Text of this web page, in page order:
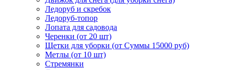
Ледоруб и скребок
Ледоруб-топор
Лопата для садовода
Черенки (от 20 шт)
Щетки для уборки (от Суммы 15000 руб)
Метлы (от 10 шт)
Стремянки